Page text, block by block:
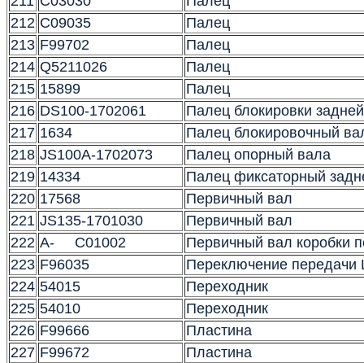
212 C09035
Палец
213 F99702
Палец
214 Q5211026
Палец
215 15899
Палец
216 DS100-1702061
Палец блокировки
217 1634
Палец блокировочный
218 JS100A-1702073
Палец опорный вала
219 14334
Палец фиксаторный
220 17568
Первичный вал
221 JS135-1701030
Первичный вал
222 A- C01002
Первичный вал коробки
223 F96035
Переключение передачи
224 54015
Переходник
225 54010
Переходник
226 F99666
Пластина
227 F99672
Пластина